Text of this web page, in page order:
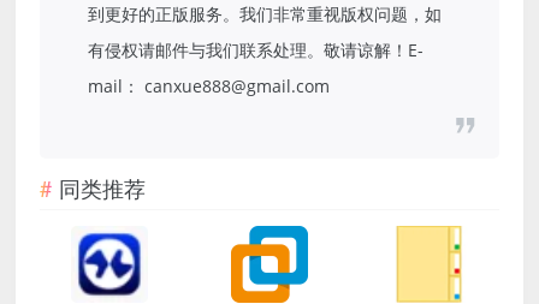
到更好的正版服务。我们非常重视版权问题，如
有侵权请邮件与我们联系处理。敬请谅解！E-
mail： canxue888@gmail.com
同类推荐